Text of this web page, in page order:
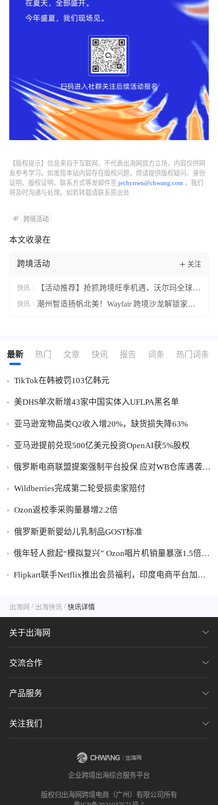
【版权提示】信息来自于互联网，不代表出海网官方立场，内容仅供网
友参考学习。如发现本站内容存在版权问题，烦请提供版权疑问、身份
证明、版权证明、联系方式等发邮件至jechynwu@chwang.com ，我们
将及时沟通与处理。如若转载请联系原出处
跨境活动
本文收录在
跨境活动 关注
快讯
【活动推荐】抢抓跨境旺季机遇，沃尔玛全球电
商旺季峰会解锁大卖新解法！
快讯
潮州智造扬帆北美！Wayfair 跨境沙龙解锁家居
最新 热门 文章 快讯 报告 词条 热门词条
TikTok在韩被罚103亿韩元
美DHS单次新增43家中国实体入UFLPA黑名单
亚马逊宠物品类Q2收入增20%，缺货损失降63%
亚马逊提前兑现500亿美元投资OpenAI获5%股权
俄罗斯电商联盟提案强制平台投保 应对WB仓库遇袭卖
Wildberries完成第二轮受损卖家赔付
Ozon返校季采购量暴增2.2倍
俄罗斯更新婴幼儿乳制品GOST标准
俄年轻人掀起“模拟复兴” Ozon唱片机销量暴涨1.5倍黑
Flipkart联手Netflix推出会员福利，印度电商平台加码
出海网 / 出海快讯 / 快讯详情
关于出海网
关于我们
加入我们
隐私协议
交流合作
联系我们
意见反馈
产品服务
CHWE全球跨境电商展
关注我们
企业跨境出海综合服务平台
版权归出海网跨境电商（广州）有限公司所有